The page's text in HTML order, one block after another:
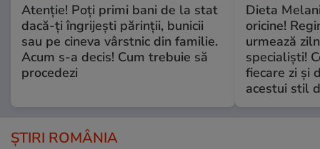
Atenție! Poți primi bani de la stat
dacă-ți îngrijești părinții, bunicii
sau pe cineva vârstnic din familie.
Acum s-a decis! Cum trebuie să
procedezi
Dieta
oricine!
urmează
specialiști!
fiecare zi și
acestui stil
ȘTIRI ROMÂNIA